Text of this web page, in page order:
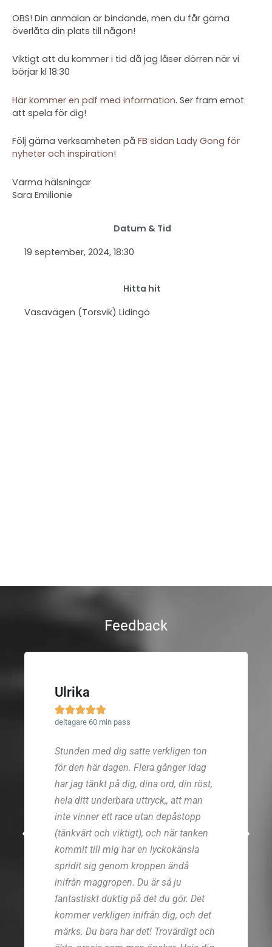
OBS! Din anmälan är bindande, men du får gärna
överlåta din plats till någon!
Viktigt att du kommer i tid då jag låser dörren när vi
börjar kl 18:30
Här kommer en pdf med information. Ser fram emot
att spela för dig!
Följ gärna verksamheten på FB sidan Lady Gong för
nyheter och inspiration!
Varma hälsningar
Sara Emilionie
Datum & Tid
19 september, 2024, 18:30
Hitta hit
Vasavägen (Torsvik) Lidingö
Feedback
Ulrika

deltagare 60 min pass
Stunden med dig satte verkligen ton
för den här dagen. Flera gånger idag
har jag tänkt på dig, dina ord, din röst,
hela ditt underbara uttryck,, att man
inte vinner ett race utan depåstopp
(tänkvärt och viktigt), och när tanken
kommit till mig har en lyckokänsla
spridit sig genom kroppen ändå
inifrån maggropen. Du är så ju
fantastiskt duktig på det du gör. Det
kommer verkligen inifrån dig, och det
märks. Du bara har det! Trovärdigt och